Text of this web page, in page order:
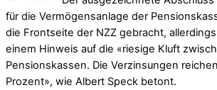
für die Vermögensanlage der
die Frontseite der NZZ gebracht,
einem Hinweis auf die «riesige Kluft
Pensionskassen. Die Verzinsungen
Prozent», wie Albert Speck betont.